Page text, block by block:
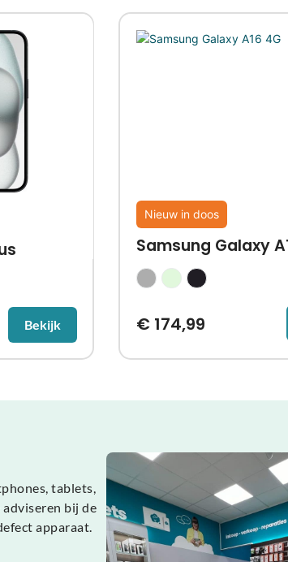
Bekijk
Nieuw in doos
Samsung Galaxy
€174,99
tablets,
bij de
apparaat.